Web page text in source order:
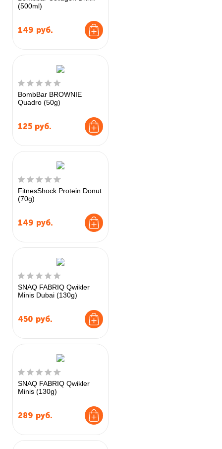
(500ml)
149 руб.
BombBar BROWNIE
Quadro (50g)
125 руб.
FitnesShock Protein Donut
(70g)
149 руб.
SNAQ FABRIQ Qwikler
Minis Dubai (130g)
450 руб.
SNAQ FABRIQ Qwikler
Minis (130g)
289 руб.